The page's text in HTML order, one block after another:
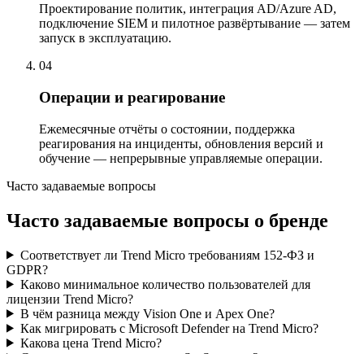
Проектирование политик, интеграция AD/Azure AD,
подключение SIEM и пилотное развёртывание — затем
запуск в эксплуатацию.
04
Операции и реагирование
Ежемесячные отчёты о состоянии, поддержка
реагирования на инциденты, обновления версий и
обучение — непрерывные управляемые операции.
Часто задаваемые вопросы
Часто задаваемые вопросы о бренде
Соответствует ли Trend Micro требованиям 152-ФЗ и
GDPR?
Каково минимальное количество пользователей для
лицензии Trend Micro?
В чём разница между Vision One и Apex One?
Как мигрировать с Microsoft Defender на Trend Micro?
Какова цена Trend Micro?